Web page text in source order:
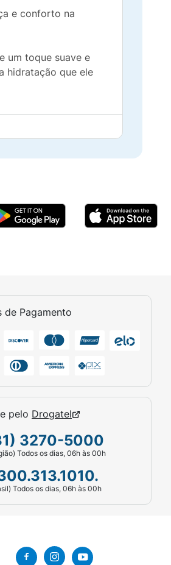
e conforto na
um toque suave e
hidratação que ele
de Pagamento
pelo Drogatel
3270-5000
Todos os dias, 06h às 00h
Todos os dias, 06h às 00h